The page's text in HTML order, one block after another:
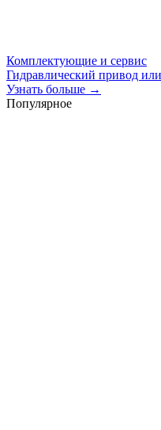
Комплектующие и сервис
Гидравлический привод
Узнать больше →
Популярное